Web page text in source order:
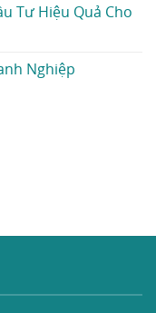
Tư Hiệu Quả Cho
Nghiệp